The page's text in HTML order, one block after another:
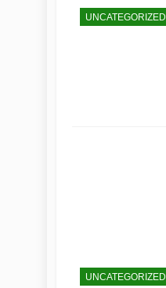
UNCATEGORIZED
UNCATEGORIZED